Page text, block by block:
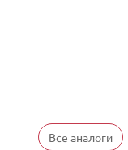
Все аналоги